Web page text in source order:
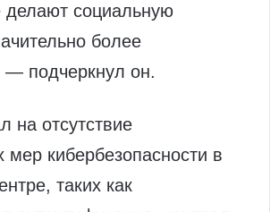
социальную
более
— подчеркнул он.
на отсутствие
мер кибербезопасности в
таких как